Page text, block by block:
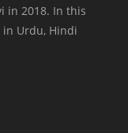
in 2018. In this
in Urdu, Hindi